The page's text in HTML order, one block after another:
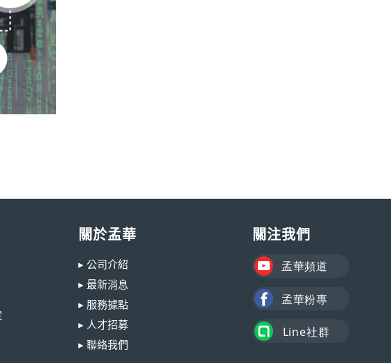
關於孟華
▸ 公司介紹
▸ 最新消息
▸ 服務據點
▸ 人才招募
▸ 聯絡我們
關注我們